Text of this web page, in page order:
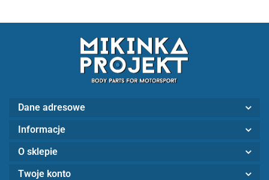
Dane adresowe
Informacje
O sklepie
Twoje konto